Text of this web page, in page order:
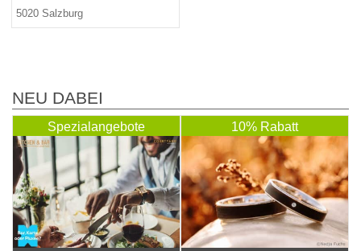
5020 Salzburg
NEU DABEI
Spezialangebote 10% Rabatt